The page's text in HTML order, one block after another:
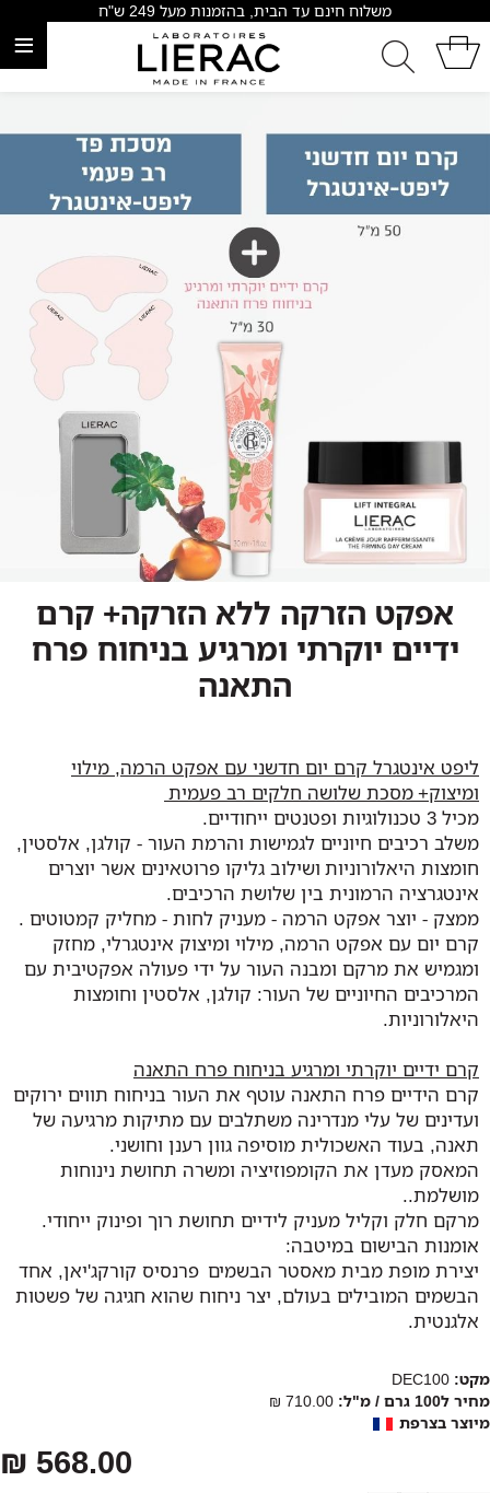
משלוח חינם עד הבית, בהזמנות מעל 249 ש"ח
≡
אפקט הזרקה ללא הזרקה+ קרם
ידיים יוקרתי ומרגיע בניחוח פרח
התאנה
ליפט אינטגרל קרם יום חדשני עם אפקט הרמה, מילוי
ומיצוק+ מסכת שלושה חלקים רב פעמית
מכיל 3 טכנולוגיות ופטנטים ייחודיים.
משלב רכיבים חיוניים לגמישות והרמת העור - קולגן, אלסטין,
חומצות היאלורוניות ושילוב גליקו פרוטאינים אשר יוצרים
אינטגרציה הרמונית בין שלושת הרכיבים.
ממצק - יוצר אפקט הרמה - מעניק לחות - מחליק קמטוטים .
קרם יום עם אפקט הרמה, מילוי ומיצוק אינטגרלי, מחזק
ומגמיש את מרקם ומבנה העור על ידי פעולה אפקטיבית עם
המרכיבים החיוניים של העור: קולגן, אלסטין וחומצות
היאלורוניות.
קרם ידיים יוקרתי ומרגיע בניחוח פרח התאנה
קרם הידיים פרח התאנה עוטף את העור בניחוח תווים ירוקים
ועדינים של עלי מנדרינה משתלבים עם מתיקות מרגיעה של
תאנה, בעוד האשכולית מוסיפה גוון רענן וחושני.
המאסק מעדן את הקומפוזיציה ומשרה תחושת נינוחות
מושלמת..
מרקם חלק וקליל מעניק לידיים תחושת רוך ופינוק ייחודי.
אומנות הבישום במיטבה:
יצירת מופת מבית מאסטר הבשמים פרנסיס קורקג'יאן, אחד
הבשמים המובילים בעולם, יצר ניחוח שהוא חגיגה של פשטות
אלגנטית.
מקט: DEC100
מחיר ל100 גרם / מ"ל:
710.00 ₪
מיוצר בצרפת
568.00 ₪